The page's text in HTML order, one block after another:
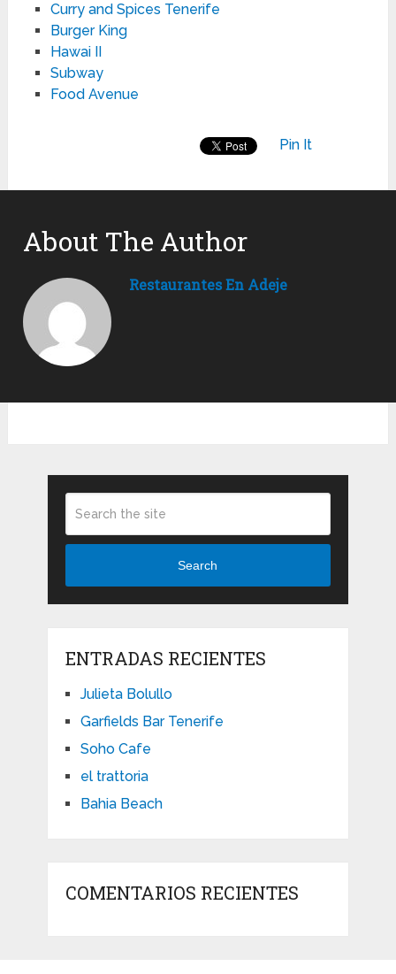
Curry and Spices Tenerife
Burger King
Hawai II
Subway
Food Avenue
Pin It
About The Author
Restaurantes En Adeje
Search
ENTRADAS RECIENTES
Julieta Bolullo
Garfields Bar Tenerife
Soho Cafe
el trattoria
Bahia Beach
COMENTARIOS RECIENTES